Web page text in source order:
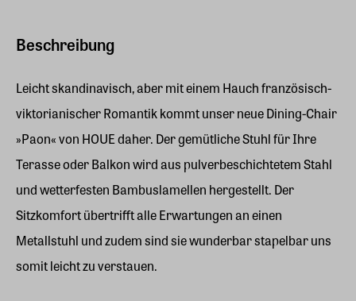
Beschreibung
Leicht skandinavisch, aber mit einem Hauch französisch-
viktorianischer Romantik kommt unser neue Dining-Chair
»Paon« von HOUE daher. Der gemütliche Stuhl für Ihre
Terasse oder Balkon wird aus pulverbeschichtetem Stahl
und wetterfesten Bambuslamellen hergestellt. Der
Sitzkomfort übertrifft alle Erwartungen an einen
Metallstuhl und zudem sind sie wunderbar stapelbar uns
somit leicht zu verstauen.